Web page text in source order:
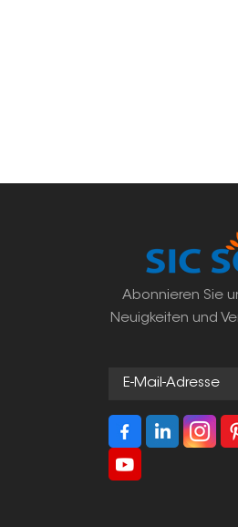
Abonnieren Sie
Neuigkeiten und